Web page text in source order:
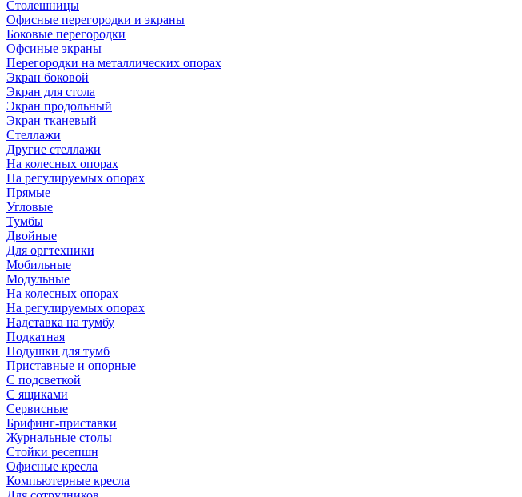
Столешницы
Офисные перегородки и экраны
Боковые перегородки
Офсиные экраны
Перегородки на металлических опорах
Экран боковой
Экран для стола
Экран продольный
Экран тканевый
Стеллажи
Другие стеллажи
На колесных опорах
На регулируемых опорах
Прямые
Угловые
Тумбы
Двойные
Для оргтехники
Мобильные
Модульные
На колесных опорах
На регулируемых опорах
Надставка на тумбу
Подкатная
Подушки для тумб
Приставные и опорные
С подсветкой
С ящиками
Сервисные
Брифинг-приставки
Журнальные столы
Стойки ресепшн
Офисные кресла
Компьютерные кресла